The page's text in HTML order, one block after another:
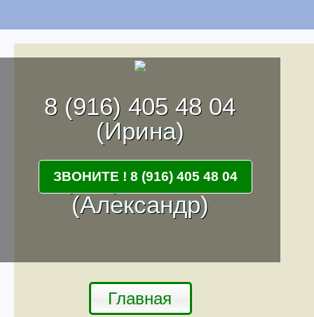
8 (916) 405 48 04
(Ирина)
8 (916) 262 68 55
(Александр)
Главная
ЗВОНИТЕ ! 8 (916) 405 48 04